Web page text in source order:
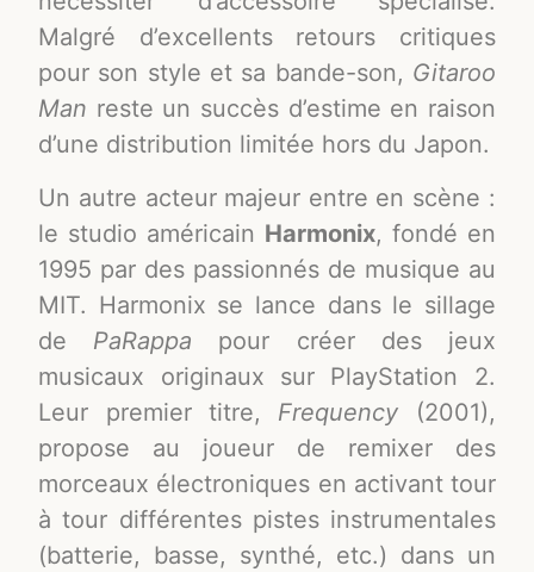
Malgré d’excellents retours critiques
pour son style et sa bande-son, Gitaroo
Man reste un succès d’estime en raison
d’une distribution limitée hors du Japon.
Un autre acteur majeur entre en scène :
le studio américain Harmonix, fondé en
1995 par des passionnés de musique au
MIT. Harmonix se lance dans le sillage
de PaRappa pour créer des jeux
musicaux originaux sur PlayStation 2.
Leur premier titre, Frequency (2001),
propose au joueur de remixer des
morceaux électroniques en activant tour
à tour différentes pistes instrumentales
(batterie, basse, synthé, etc.) dans un